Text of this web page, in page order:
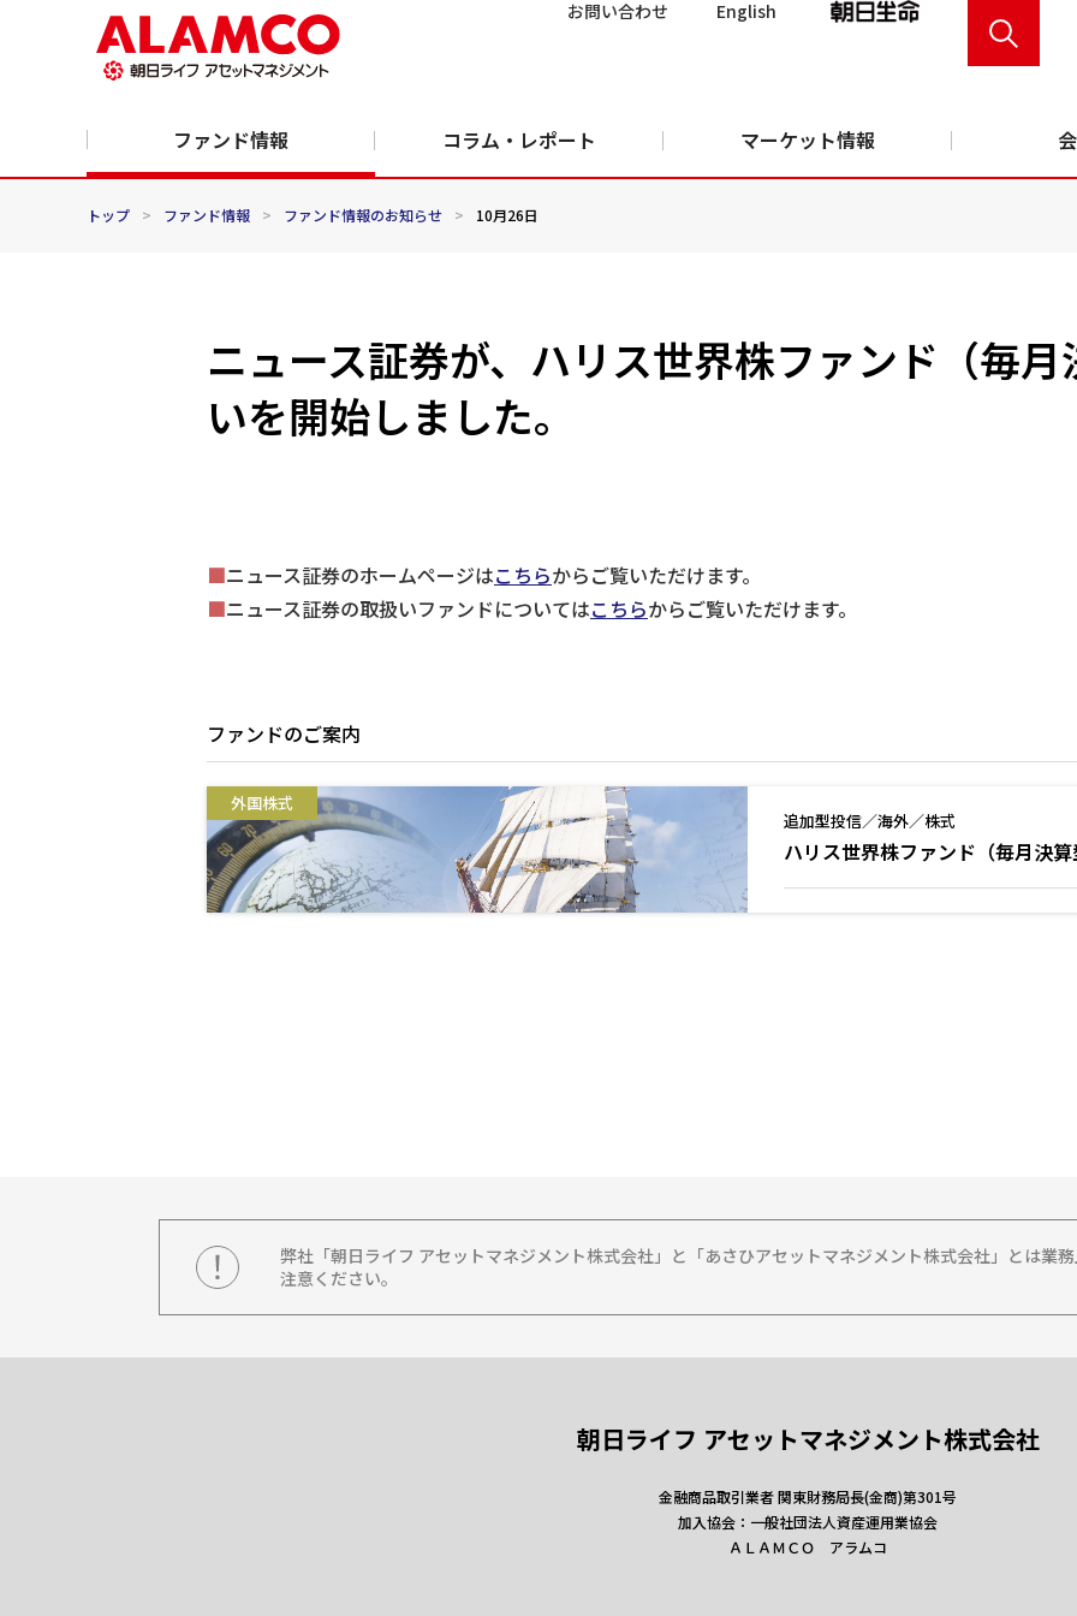
お問い合わせ English
ファンド情報 コラム・レポート マーケット情報
トップ > ファンド情報 > ファンド情報のお知らせ > 10月26日
ニュース証券が、ハリス世界株ファンド（毎
いを開始しました。
■ニュース証券のホームページはこちらからご覧いただけます。
■ニュース証券の取扱いファンドについてはこちらからご覧いただけます。
ファンドのご案内
外国株式
追加型投信／海外／株式
ハリス世界株ファンド（毎月決
弊社「朝日ライフ アセットマネジメント株式会社」と「あさひアセットマネジメント株式会社」とは業
注意ください。
朝日ライフ アセットマネジメント株式会社
金融商品取引業者 関東財務局長(金商)第301号
加入協会：一般社団法人資産運用業協会
ＡＬＡＭＣＯ アラムコ